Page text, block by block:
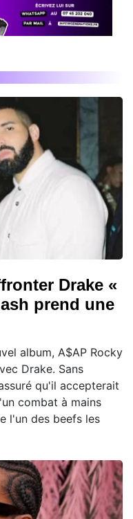
Drake «
prend une
album, A$AP Rocky
Drake. Sans
qu'il accepterait
combat à mains
l'un des beefs les